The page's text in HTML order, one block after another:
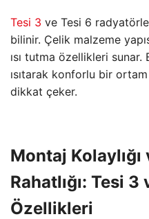
Tesi 3 ve Tesi 6
bilinir. Çelik malzeme
ısı tutma özellikleri sunar.
ısıtarak konforlu bir
dikkat çeker.
Montaj Kolaylığı
Rahatlığı: Tesi
Özellikleri